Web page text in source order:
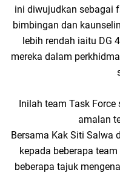
ini diwujudkan sebagai
bimbingan dan
lebih rendah iaitu DG
mereka dalam
Inilah team Task
amalan
Bersama Kak Siti Salwa
kepada beberapa
beberapa tajuk